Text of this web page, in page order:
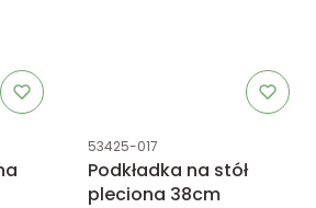
Kod produktu
53425-017
Podkładka na stół
pleciona 38cm